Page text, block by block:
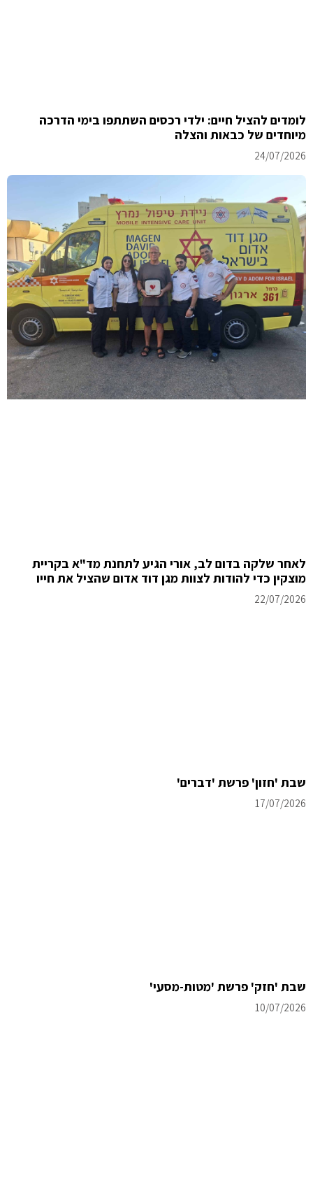
לומדים להציל חיים: ילדי רכסים השתתפו בימי הדרכה
מיוחדים של כבאות והצלה
24/07/2026
לאחר שלקה בדום לב, אורי הגיע לתחנת מד"א בקריית
מוצקין כדי להודות לצוות מגן דוד אדום שהציל את חייו
22/07/2026
שבת 'חזון' פרשת 'דברים'
17/07/2026
שבת 'חזק' פרשת 'מטות-מסעי'
10/07/2026